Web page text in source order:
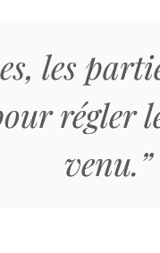
les
régler
venu.”